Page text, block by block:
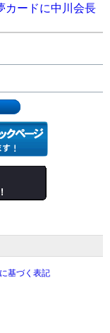
カードに中川会長
基づく表記